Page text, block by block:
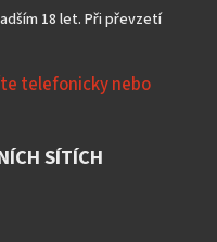
18 let. Při převzetí
telefonicky nebo
SÍTÍCH